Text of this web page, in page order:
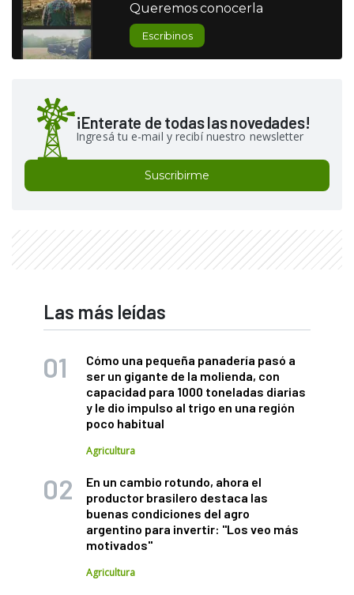
Queremos conocerla
Escribinos
¡Enterate de todas las novedades!
Ingresá tu e-mail y recibí nuestro newsletter
Suscribirme
Las más leídas
Cómo una pequeña panadería pasó a
ser un gigante de la molienda, con
capacidad para 1000 toneladas diarias
y le dio impulso al trigo en una región
poco habitual
Agricultura
En un cambio rotundo, ahora el
productor brasilero destaca las
buenas condiciones del agro
argentino para invertir: "Los veo más
motivados"
Agricultura